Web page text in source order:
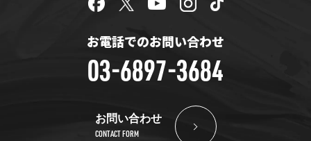
お電話でのお問い合わせ
03-6897-3684
お問い合わせ
CONTACT FORM